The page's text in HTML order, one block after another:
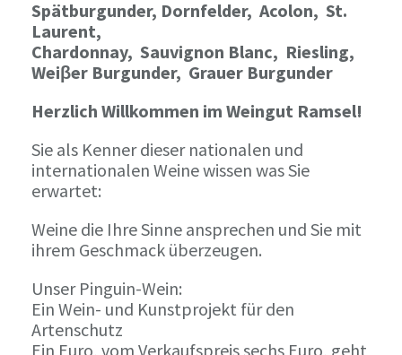
Spätburgunder, Dornfelder, Acolon, St.
Laurent,
Chardonnay, Sauvignon Blanc, Riesling,
Weiβer Burgunder, Grauer Burgunder
Herzlich Willkommen im Weingut Ramsel!
Sie als Kenner dieser nationalen und
internationalen Weine wissen was Sie
erwartet:
Weine die Ihre Sinne ansprechen und Sie mit
ihrem Geschmack überzeugen.
Unser Pinguin-Wein:
Ein Wein- und Kunstprojekt für den
Artenschutz
Ein Euro, vom Verkaufspreis sechs Euro, geht